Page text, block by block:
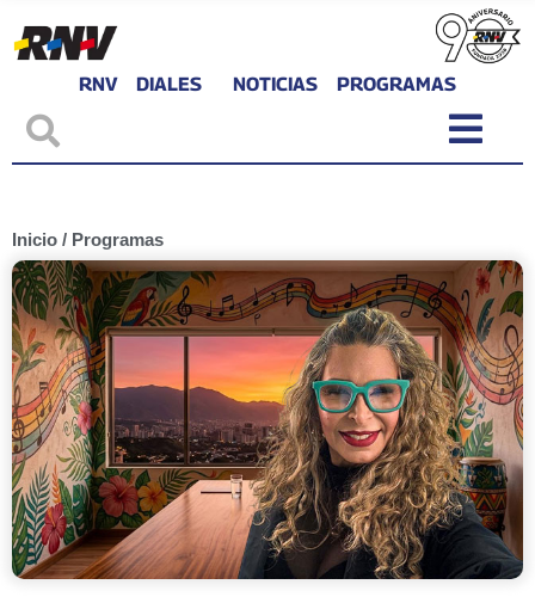
RNV DIALES NOTICIAS PROGRAMAS
Inicio / Programas